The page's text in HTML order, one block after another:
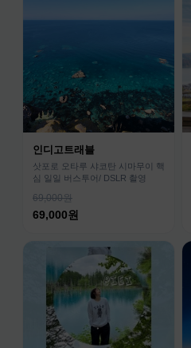
인디고트래블
삿포로 오타루 샤코탄 시마무이 핵
심 일일 버스투어/ DSLR 촬영
69,000원
69,000원